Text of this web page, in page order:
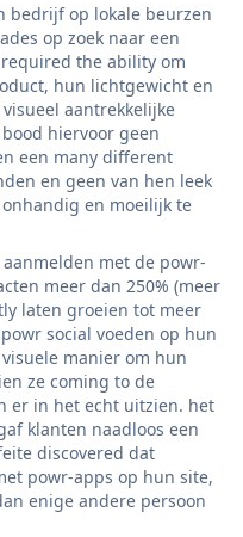
bedrijf op lokale beurzen
op zoek naar een
the ability om
hun lichtgewicht en
aantrekkelijke
hiervoor geen
een many different
en geen van hen leek
en moeilijk te
met de powr-
meer dan 250% (meer
laten groeien tot meer
social voeden op hun
manier om hun
ze coming to de
er in het echt uitzien. het
klanten naadloos een
discovered dat
powr-apps op hun site,
enige andere persoon